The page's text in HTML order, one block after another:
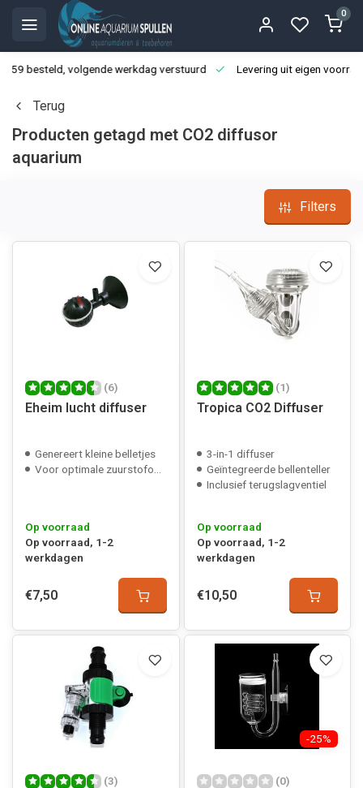
0
besteld, volgende werkdag verstuurd Levering uit eigen
Terug
Producten getagd met CO2 diffusor
aquarium
Filters
(6)
Eheim lucht diffuser
Genereert kleine belletjes
Voor optimale zuurstofopname
Op voorraad
Op voorraad, 1-2
werkdagen
€7,50
(1)
Tropica CO2 Diffuser
3-in-1 diffuser
Geïntegreerde bellenteller
Inclusief terugslagventiel
Op voorraad
Op voorraad, 1-2
werkdagen
€10,50
(3)
-25%
(0)